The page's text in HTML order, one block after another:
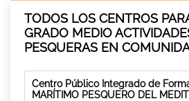
TODOS LOS CENTROS
GRADO MEDIO
PESQUERAS EN
Centro Público Integrado de
MARÍTIMO PESQUERO DEL